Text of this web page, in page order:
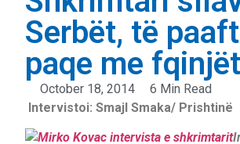
Serbët, të
paqe me fqinjët
October 18, 2014
6 Min Read
Intervistoi: Smajl Smaka/ Prishtinë